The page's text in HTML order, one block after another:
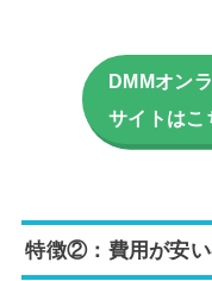
DMMオン
サイトはこ
特徴②：費用が安